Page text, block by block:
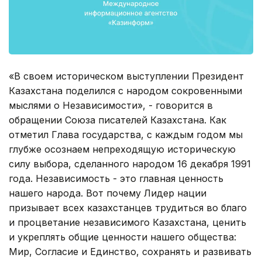
«В своем историческом выступлении Президент
Казахстана поделился с народом сокровенными
мыслями о Независимости», - говорится в
обращении Союза писателей Казахстана. Как
отметил Глава государства, с каждым годом мы
глубже осознаем непреходящую историческую
силу выбора, сделанного народом 16 декабря 1991
года. Независимость - это главная ценность
нашего народа. Вот почему Лидер нации
призывает всех казахстанцев трудиться во благо
и процветание независимого Казахстана, ценить
и укреплять общие ценности нашего общества:
Мир, Согласие и Единство, сохранять и развивать